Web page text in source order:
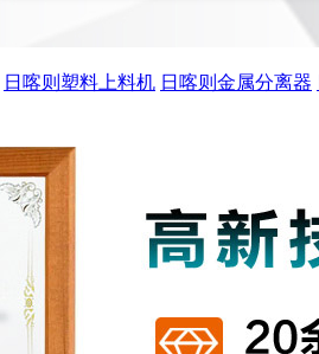
日喀则塑料上料机 日喀则金属分离器